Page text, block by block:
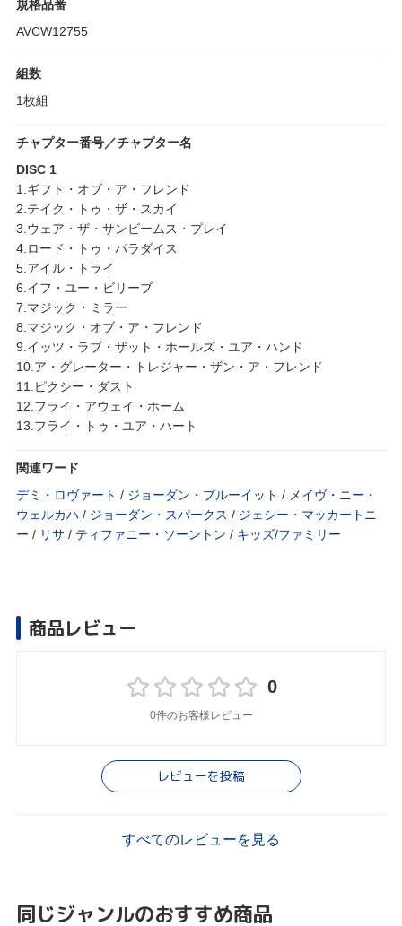
規格品番
AVCW12755
組数
1枚組
チャプター番号／チャプター名
DISC 1
1.ギフト・オブ・ア・フレンド
2.テイク・トゥ・ザ・スカイ
3.ウェア・ザ・サンビームス・プレイ
4.ロード・トゥ・パラダイス
5.アイル・トライ
6.イフ・ユー・ビリーブ
7.マジック・ミラー
8.マジック・オブ・ア・フレンド
9.イッツ・ラブ・ザット・ホールズ・ユア・ハンド
10.ア・グレーター・トレジャー・ザン・ア・フレンド
11.ピクシー・ダスト
12.フライ・アウェイ・ホーム
13.フライ・トゥ・ユア・ハート
関連ワード
デミ・ロヴァート / ジョーダン・プルーイット / メイヴ・ニー・
ウェルカハ / ジョーダン・スパークス / ジェシー・マッカートニ
ー / リサ / ティファニー・ソーントン / キッズ/ファミリー
商品レビュー
0
0件のお客様レビュー
レビューを投稿
すべてのレビューを見る
同じジャンルのおすすめ商品